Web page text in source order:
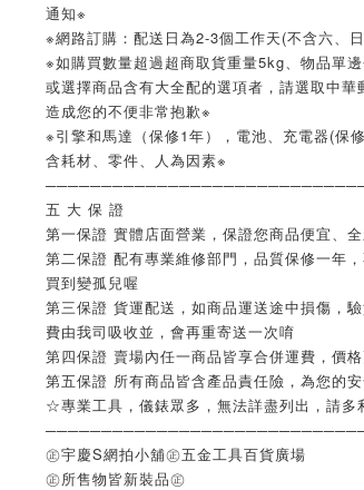
通知※
※網路訂購：配送日為2-3個工作天(不含六、
※如購買數量超過超商取貨重量5kg、物品單
或選擇商品含有大全配的選項者，請選取中華
造成您的不便非常抱歉※
※引擎和馬達（保修1年），電池、充電器(保
含耗材、零件、人為因素※
五 大 保 證
第一保證 實體店面營業，保證您商品便宜、
第二保證 配有專業維修部門，品質保修一年
買到變孤兒喔
第三保證 貨運配送，如商品運送途中損傷，
費由我司吸收並，會再重寄送一次唷
第四保證 賣場內任一商品皆享合併運費，價
第五保證 所有商品皆含產品責任險，為您的
☆專業工具，儀錶眾多，無法詳盡列出，請
㊣宇慶S網拍小舖㊣五金工具百貨廣場
㊣所售物皆新裝品㊣